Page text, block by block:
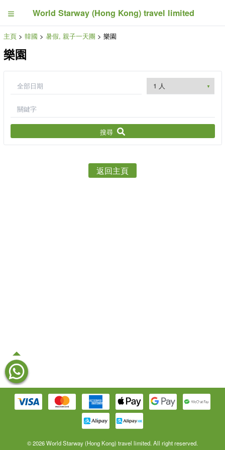
World Starway (Hong Kong) travel limited
主頁> 韓國 > 暑假, 親子一天團 > 樂園
樂園
搜尋
返回主頁
© 2026 World Starway (Hong Kong) travel limited. All right reserved.